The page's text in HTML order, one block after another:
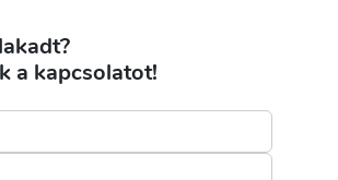
a kapcsolatot!